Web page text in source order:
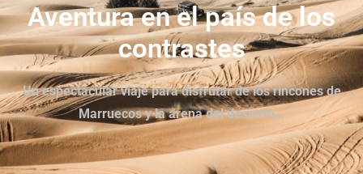
Aventura en el país de los
contrastes
Un espectacular viaje para disfrutar de los rincones de
Marruecos y la arena del desierto…